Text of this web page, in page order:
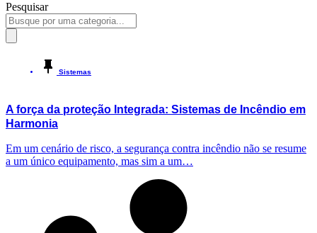
Pesquisar
Sistemas
A força da proteção Integrada: Sistemas de Incêndio em
Harmonia
Em um cenário de risco, a segurança contra incêndio não se resume
a um único equipamento, mas sim a um…